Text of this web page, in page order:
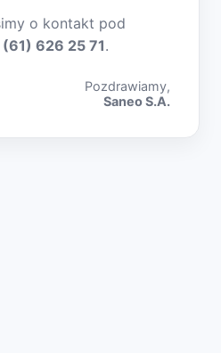
o kontakt pod
(61) 626 25 71.
Pozdrawiamy,
Saneo S.A.